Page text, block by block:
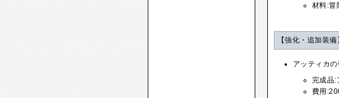
材料:冒
【強化・追加装備
アッティカの
完成品:
費用